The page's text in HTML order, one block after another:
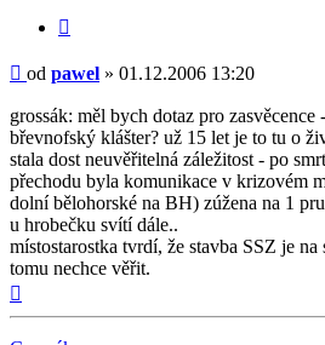
Příspěvek
od pawel » 01.12.2006 13:20
grossák: měl bych dotaz pro zasvěcence
břevnofský klášter? už 15 let je to tu o
stala dost neuvěřitelná záležitost - po
přechodu byla komunikace v krizovém
dolní bělohorské na BH) zúžena na 1
u hrobečku svítí dále..
místostarostka tvrdí, že stavba SSZ je
tomu nechce věřit.